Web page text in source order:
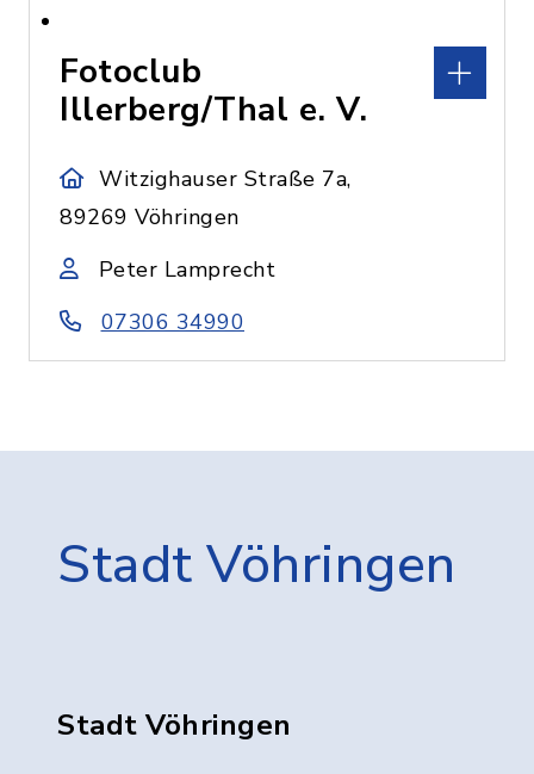
Fotoclub
Illerberg/Thal e. V.
Witzighauser Straße 7a,
89269 Vöhringen
Peter Lamprecht
07306 34990
Stadt Vöhringen
Stadt Vöhringen